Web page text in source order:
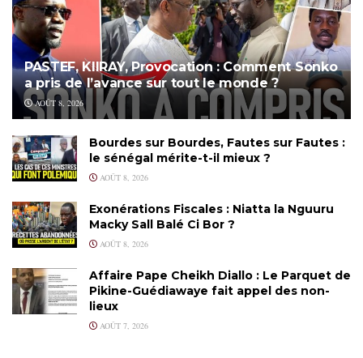
PASTEF, KIIRAY, Provocation : Comment Sonko
a pris de l’avance sur tout le monde ?
AOÛT 8, 2026
Bourdes sur Bourdes, Fautes sur Fautes :
le sénégal mérite-t-il mieux ?
AOÛT 8, 2026
Exonérations Fiscales : Niatta la Nguuru
Macky Sall Balé Ci Bor ?
AOÛT 8, 2026
Affaire Pape Cheikh Diallo : Le Parquet de
Pikine-Guédiawaye fait appel des non-
lieux
AOÛT 7, 2026